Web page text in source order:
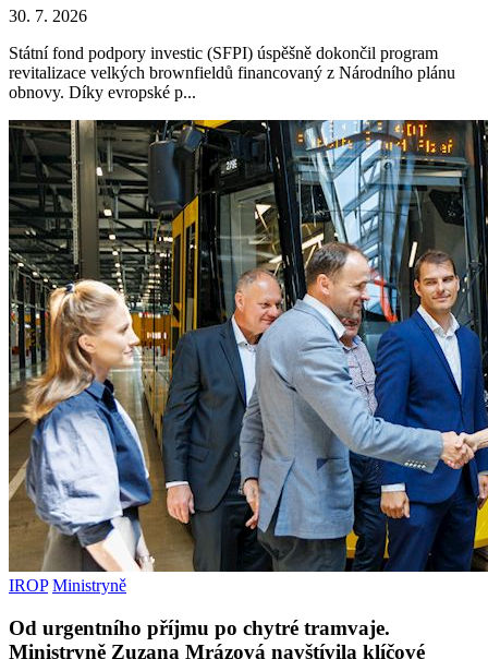
30. 7. 2026
Státní fond podpory investic (SFPI) úspěšně dokončil program
revitalizace velkých brownfieldů financovaný z Národního plánu
obnovy. Díky evropské p...
IROP Ministryně
Od urgentního příjmu po chytré tramvaje.
Ministryně Zuzana Mrázová navštívila klíčové